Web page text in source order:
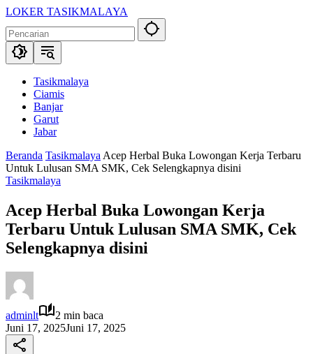
Langsung
konten
LOKER TASIKMALAYA
Lowongan
Kerja
Tasikmalaya
SekitarnaTasikmalaya
Ciamis
Banjar
Garut
Jabar
Beranda Tasikmalaya Acep Herbal Buka Lowongan Kerja Terbaru
Untuk Lulusan SMA SMK, Cek Selengkapnya disini
Tasikmalaya
Acep Herbal Buka Lowongan Kerja
Terbaru Untuk Lulusan SMA SMK, Cek
Selengkapnya disini
adminlt
2 min baca
Juni 17, 2025Juni 17, 2025